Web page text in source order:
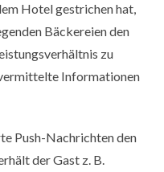
Hotel gestrichen hat,
Bäckereien den
zu
Informationen
Push-Nachrichten den
der Gast z. B.